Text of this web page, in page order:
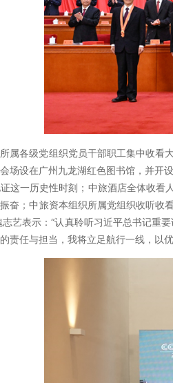
属各级党组织党员干部职工集中收看
场设在广州九龙湖红色图书馆，并开
这一历史性时刻；中旅酒店全体收
奋；中旅资本组织所属党组织收听
志艺表示：“认真聆听习近平总书记重
责任与担当，我将立足航行一线，以